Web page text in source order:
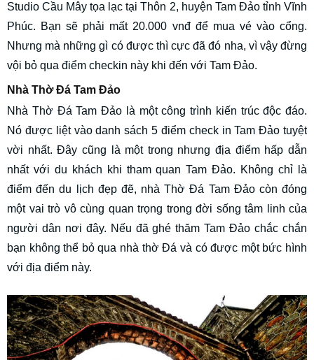
Studio Cầu Mây tọa lạc tại Thôn 2, huyện Tam Đảo tỉnh Vĩnh
Phúc. Bạn sẽ phải mất 20.000 vnđ để mua vé vào cổng.
Nhưng mà những gì có được thì cực đã đó nha, vì vậy đừng
vội bỏ qua điểm checkin này khi đến với Tam Đảo.
Nhà Thờ Đá Tam Đảo
Nhà Thờ Đá Tam Đảo là một công trình kiến trúc độc đáo.
Nó được liệt vào danh sách 5 điểm check in Tam Đảo tuyệt
vời nhất. Đây cũng là một trong nhưng địa điểm hấp dẫn
nhất với du khách khi tham quan Tam Đảo. Không chỉ là
điểm đến du lịch đẹp đẽ, nhà Thờ Đá Tam Đảo còn đóng
một vai trò vô cùng quan trọng trong đời sống tâm linh của
người dân nơi đây. Nếu đã ghé thăm Tam Đảo chắc chắn
bạn không thể bỏ qua nhà thờ Đá và có được một bức hình
với địa điểm này.